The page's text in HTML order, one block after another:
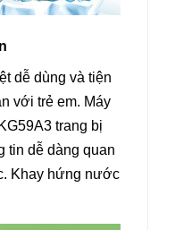
dễ dùng và tiện
với trẻ em. Máy
trang bị
tin dễ dàng quan
Khay hứng nước